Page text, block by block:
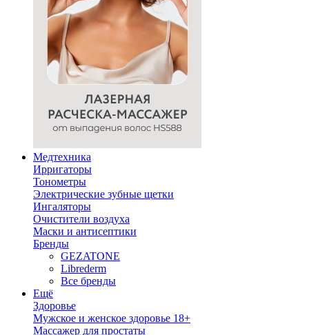
Медтехника
Ирригаторы
Тонометры
Электрические зубные щетки
Ингаляторы
Очистители воздуха
Маски и антисептики
Бренды
GEZATONE
Librederm
Все бренды
Ещё
Здоровье
Мужское и женское здоровье 18+
Массажер для простаты